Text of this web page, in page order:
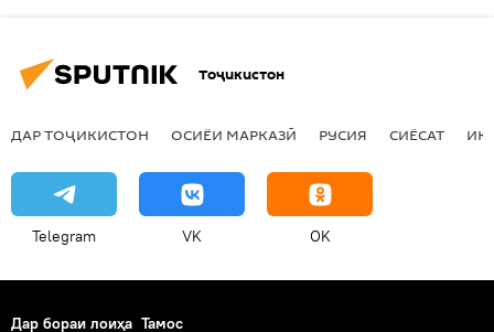
Тоҷикистон
ДАР ТОҶИКИСТОН ОСИЁИ МАРКАЗӢ РУСИЯ СИЁСАТ
Telegram VK OK
Дар бораи лоиҳа Тамос